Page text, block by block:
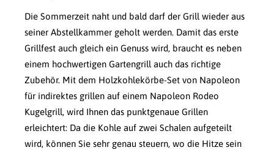
Die Sommerzeit naht und bald darf der Grill wieder aus
seiner Abstellkammer geholt werden. Damit das erste
Grillfest auch gleich ein Genuss wird, braucht es neben
einem hochwertigen Gartengrill auch das richtige
Zubehör. Mit dem Holzkohlekörbe-Set von Napoleon
für indirektes grillen auf einem Napoleon Rodeo
Kugelgrill, wird Ihnen das punktgenaue Grillen
erleichtert: Da die Kohle auf zwei Schalen aufgeteilt
wird, können Sie sehr genau steuern, wo die Hitze sein